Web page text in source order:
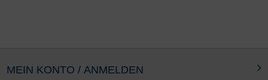
MEIN KONTO / ANMELDEN